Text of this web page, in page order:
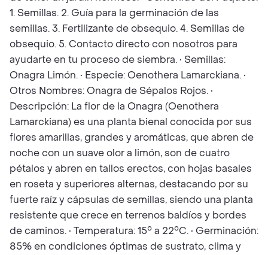
1. Semillas. 2. Guía para la germinación de las
semillas. 3. Fertilizante de obsequio. 4. Semillas de
obsequio. 5. Contacto directo con nosotros para
ayudarte en tu proceso de siembra. • Semillas:
Onagra Limón. • Especie: Oenothera Lamarckiana. •
Otros Nombres: Onagra de Sépalos Rojos. •
Descripción: La flor de la Onagra (Oenothera
Lamarckiana) es una planta bienal conocida por sus
flores amarillas, grandes y aromáticas, que abren de
noche con un suave olor a limón, son de cuatro
pétalos y abren en tallos erectos, con hojas basales
en roseta y superiores alternas, destacando por su
fuerte raíz y cápsulas de semillas, siendo una planta
resistente que crece en terrenos baldíos y bordes
de caminos. • Temperatura: 15° a 22°C. • Germinación:
85% en condiciones óptimas de sustrato, clima y